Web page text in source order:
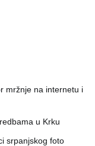
mržnje na internetu i
u Krku
srpanjskog foto